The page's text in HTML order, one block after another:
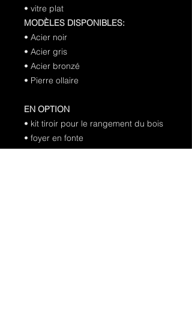
• vitre plat
MODÈLES DISPONIBLES:
• Acier noir
• Acier gris
• Acier bronzé
• Pierre ollaire
EN OPTION
• kit tiroir pour le rangement du bois
• foyer en fonte
• kit Air-Diffuser